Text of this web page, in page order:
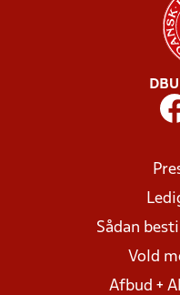
Sådan
Vold
Afbud +